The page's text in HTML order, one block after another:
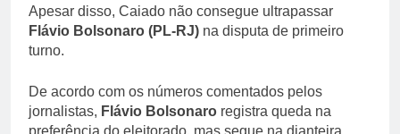
Apesar disso, Caiado não consegue ultrapassar
Flávio Bolsonaro (PL-RJ) na disputa de primeiro
turno.
De acordo com os números comentados pelos
jornalistas, Flávio Bolsonaro registra queda na
preferência do eleitorado, mas segue na dianteira